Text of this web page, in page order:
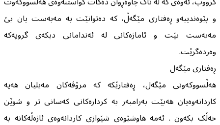
و پێوەندییەو ڕەفتاری مێگەڵ، که دەتوانێت بە مەبەست یان بێ
مەبەست بێت و ئاماژەکانی لە ئەندامانی دیکەی گروپەکە
وەردەگرێت.
ڕەفتاری مێگەل
هەڵسووکەوتی مێگەل، ڕەفتارێکە کە مرۆڤەکان مەیلیان هەیە
کاردانەوەیان هەبێت بەرامبەر بە کردارەکانی کەسانی تر و شوێن
خەڵک بکەون . ئەمە هاوشێوەی شێوازی کاردانەوەی ئاژەڵەکانە بە